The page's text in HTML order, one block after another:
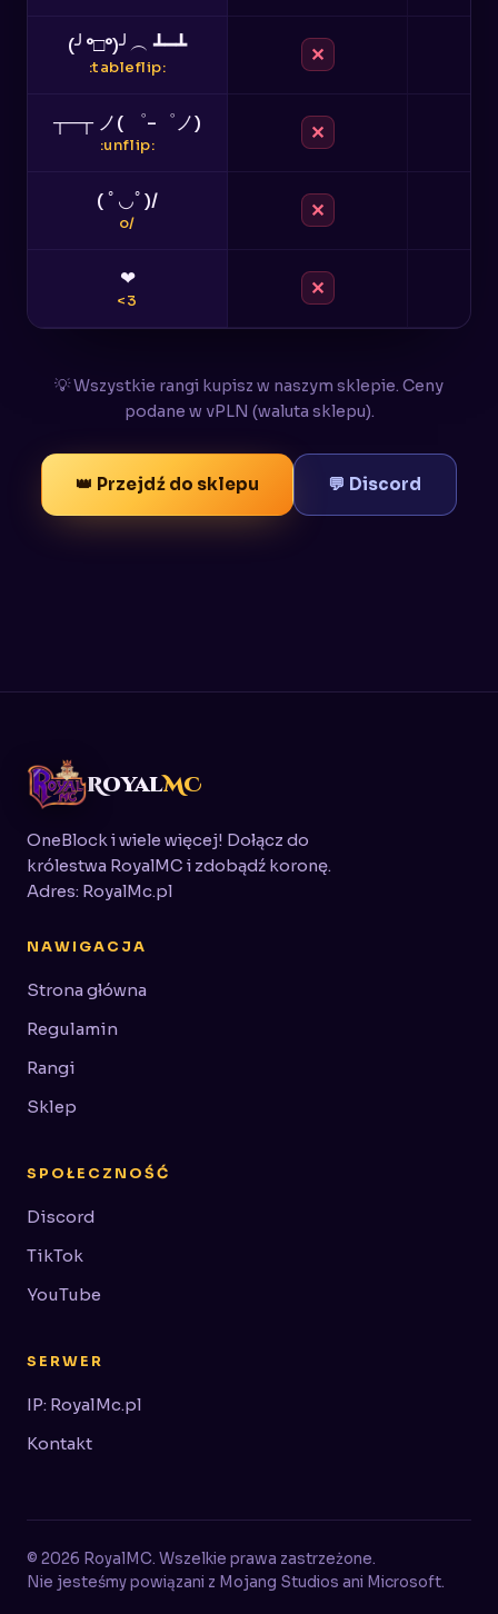
(╯°□°)╯︵ ┻━┻
:tableflip:
✕
┬─┬ ノ( ゜-゜ノ)
:unflip:
✕
( ﾟ◡ﾟ)/
o/
✕
❤
<3
✕
💡 Wszystkie rangi kupisz w naszym sklepie. Ceny
podane w vPLN (waluta sklepu).
👑 Przejdź do sklepu 💬 Discord
RoyalMC
OneBlock i wiele więcej! Dołącz do
królestwa RoyalMC i zdobądź koronę.
Adres: RoyalMc.pl
NAWIGACJA
Strona główna
Regulamin
Rangi
Sklep
SPOŁECZNOŚĆ
Discord
TikTok
YouTube
SERWER
IP: RoyalMc.pl
Kontakt
© 2026 RoyalMC. Wszelkie prawa zastrzeżone.
Nie jesteśmy powiązani z Mojang Studios ani Microsoft.